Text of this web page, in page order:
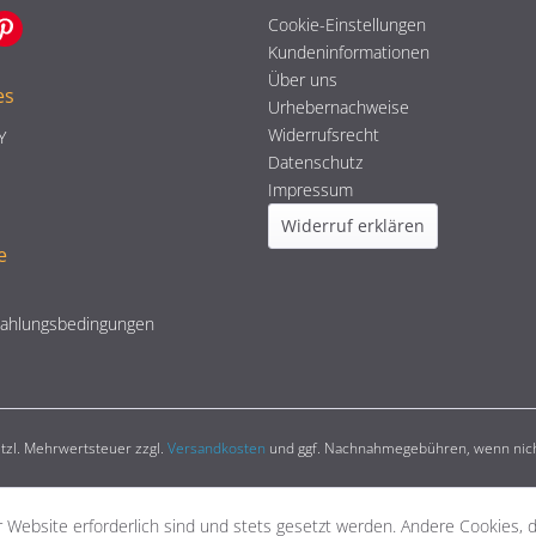
Cookie-Einstellungen
Kundeninformationen
Über uns
Urhebernachweise
Widerrufsrecht
Datenschutz
Impressum
Widerruf erklären
Mehrwertsteuer zzgl. Versandkosten und ggf. Nachnahmegebühren, wenn
erforderlich sind und stets gesetzt werden. Andere Cookies,